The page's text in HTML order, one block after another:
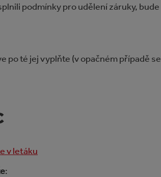
podmínky pro udělení záruky, bude
po té jej vyplňte (v opačném případě se
v letáku
: